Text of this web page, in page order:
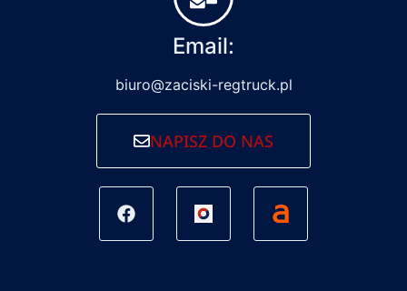
Email:
biuro@zaciski-regtruck.pl
NAPISZ DO NAS